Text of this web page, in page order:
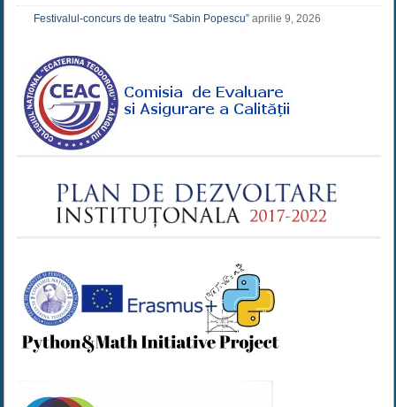
Festivalul-concurs de teatru “Sabin Popescu” aprilie 9, 2026